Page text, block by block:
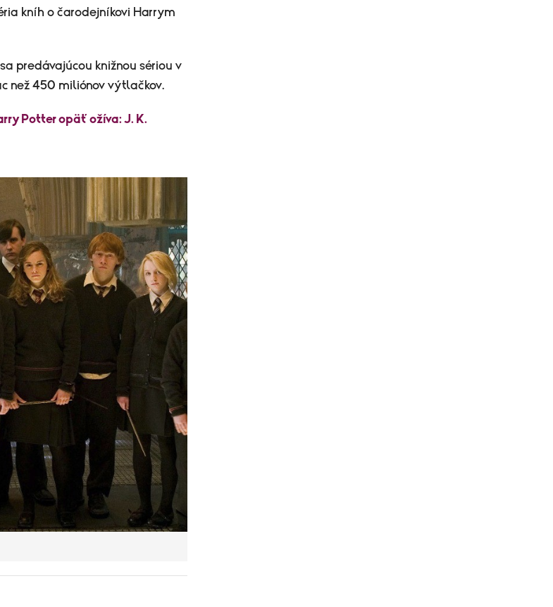
kníh o čarodejníkovi Harrym
predávajúcou knižnou sériou v
než 450 miliónov výtlačkov.
Potter opäť ožíva: J. K.